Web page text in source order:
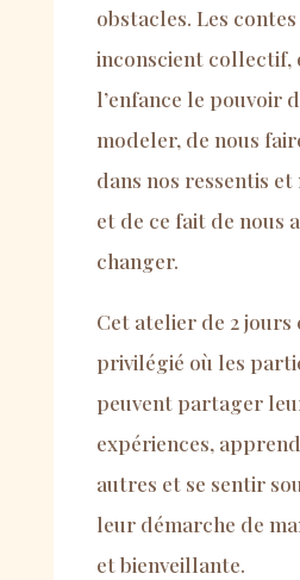
obstacles. Les contes
inconscient collectif,
l’enfance le pouvoir
modeler, de nous
dans nos ressentis et
et de ce fait de nous
changer.
Cet atelier de 2 jours
privilégié où les
peuvent partager
expériences,
autres et se sentir
leur démarche de
et bienveillante.